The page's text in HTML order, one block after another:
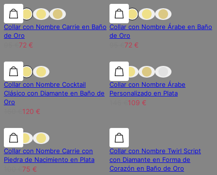
25% de descuento 25% de descuento
Collar con Nombre Carrie en Baño
de Oro
72 €
25% de descuento
Collar con Nombre Árabe en Baño
de Oro
72 €
25% de descuento 25% de descuento
Collar con Nombre Cocktail
Clásico con Diamante en Baño de
Oro
120 €
25% de descuento
Collar con Nombre Árabe
Personalizado en Plata
109 €
25% de descuento 25% de descuento
Collar con Nombre Carrie con
Piedra de Nacimiento en Plata
75 €
25% de descuento
Collar con Nombre Twirl Script
con Diamante en Forma de
Corazón en Baño de Oro